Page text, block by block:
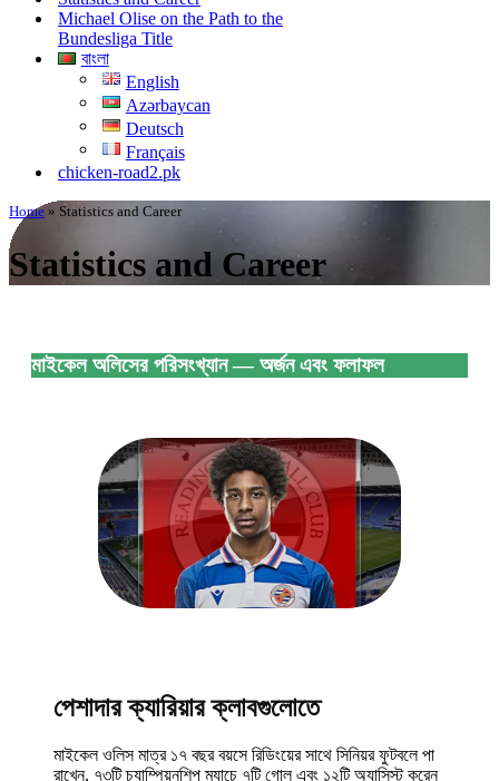
Michael Olise on the Path to the
Bundesliga Title
বাংলা
English
Azərbaycan
Deutsch
Français
chicken-road2.pk
Home » Statistics and Career
Statistics and Career
মাইকেল অলিসের পরিসংখ্যান — অর্জন এবং ফলাফল
পেশাদার ক্যারিয়ার ক্লাবগুলোতে
মাইকেল ওলিস মাত্র ১৭ বছর বয়সে রিডিংয়ের সাথে সিনিয়র ফুটবলে পা
রাখেন, ৭৩টি চ্যাম্পিয়নশিপ ম্যাচে ৭টি গোল এবং ১২টি অ্যাসিস্ট করেন